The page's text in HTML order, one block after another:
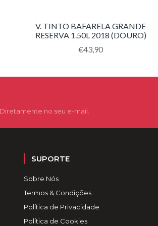
V. TINTO BAFARELA GRANDE
RESERVA 1.50L 2018 (DOURO)
Translation
€43,90
no seu e-mail.
SUPORTE
Sobre Nós
Termos & Condições
Política de Privacidade
Política de Cookies